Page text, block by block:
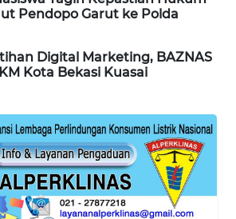
Pendopo Garut ke Polda
Digital Marketing, BAZNAS
Kota Bekasi Kuasai